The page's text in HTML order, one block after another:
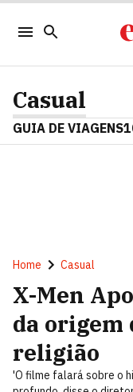
Casual
GUIA DE VIAGENS
Home Casual
X-Men
da origem
religião
'O filme falará sobre o